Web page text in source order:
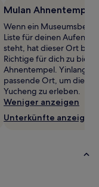
Mulan Ahnentempel
Wenn ein
Liste für deinen
steht, hat dieser Ort
Richtige für dich zu
Ahnentempel. Yinlang
passende Ort, um die
Yucheng zu erleben.
Weniger anzeigen
Unterkünfte anzeigen